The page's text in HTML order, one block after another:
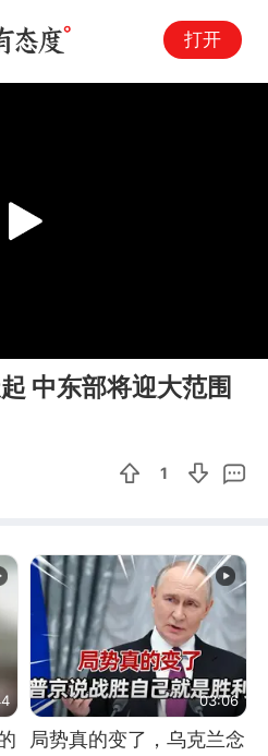
打开
Play
中东部将迎大范围
1
03:06
局势真的变了，乌克兰念